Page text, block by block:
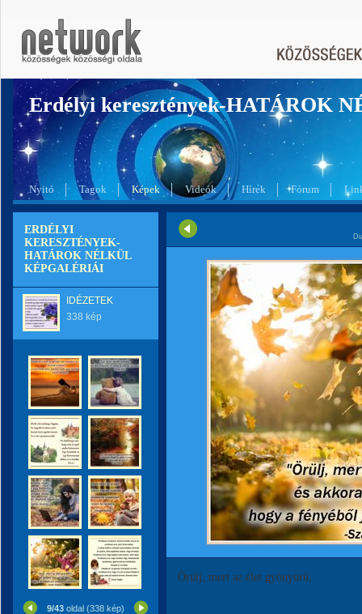
Erdélyi keresztények-HATÁROK
Nyitó Tagok Képek Videók Hírek Fórum
ERDÉLYI
KERESZTÉNYEK-
HATÁROK NÉLKÜL
KÉPGALÉRIÁI
IDÉZETEK
338 kép
9/43 oldal (338 kép)
Örülj, mert az élet gyönyörű,